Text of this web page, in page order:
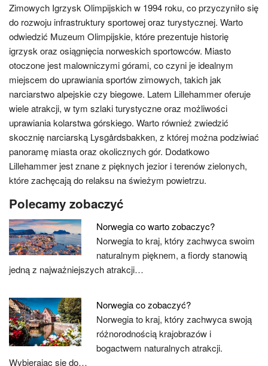
Zimowych Igrzysk Olimpijskich w 1994 roku, co przyczyniło się
do rozwoju infrastruktury sportowej oraz turystycznej. Warto
odwiedzić Muzeum Olimpijskie, które prezentuje historię
igrzysk oraz osiągnięcia norweskich sportowców. Miasto
otoczone jest malowniczymi górami, co czyni je idealnym
miejscem do uprawiania sportów zimowych, takich jak
narciarstwo alpejskie czy biegowe. Latem Lillehammer oferuje
wiele atrakcji, w tym szlaki turystyczne oraz możliwości
uprawiania kolarstwa górskiego. Warto również zwiedzić
skocznię narciarską Lysgårdsbakken, z której można podziwiać
panoramę miasta oraz okolicznych gór. Dodatkowo
Lillehammer jest znane z pięknych jezior i terenów zielonych,
które zachęcają do relaksu na świeżym powietrzu.
Polecamy zobaczyć
Norwegia co warto zobaczyc?
Norwegia to kraj, który zachwyca swoim
naturalnym pięknem, a fiordy stanowią
jedną z najważniejszych atrakcji…
Norwegia co zobaczyć?
Norwegia to kraj, który zachwyca swoją
różnorodnością krajobrazów i
bogactwem naturalnych atrakcji.
Wybierając się do…